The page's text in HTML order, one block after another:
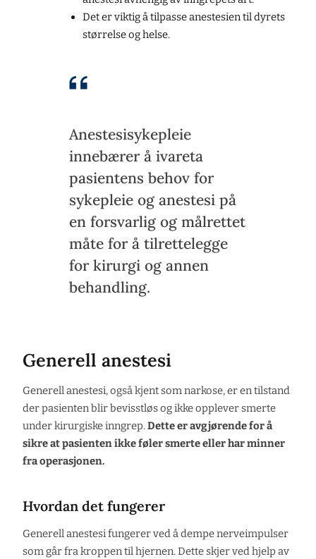
Det er viktig å tilpasse anestesien til dyrets
størrelse og helse.
Anestesisykepleie
innebærer å ivareta
pasientens behov for
sykepleie og anestesi på
en forsvarlig og målrettet
måte for å tilrettelegge
for kirurgi og annen
behandling.
Generell anestesi
Generell anestesi, også kjent som narkose, er en tilstand
der pasienten blir bevisstløs og ikke opplever smerte
under kirurgiske inngrep. Dette er avgjørende for å
sikre at pasienten ikke føler smerte eller har minner
fra operasjonen.
Hvordan det fungerer
Generell anestesi fungerer ved å dempe nerveimpulser
som går fra kroppen til hjernen. Dette skjer ved hjelp av